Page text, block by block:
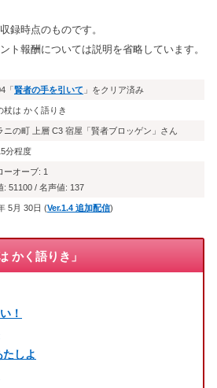
録時点のものです。
ト報酬については説明を省略しています。
「賢者の手を引いて 」をクリア済み
杖は かく語りき
ニの町 上層 C3 宿屋「賢者ブロッゲン」さん
分程度
ーオーブ: 1
: 51100 / 名声値: 137
5月 30日 (Ver.1.4 追加配信)
かく語りき」
！
しよ